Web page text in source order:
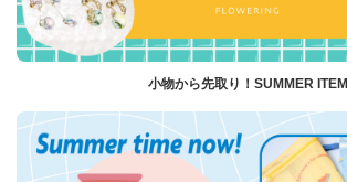
小物から先取り！SUMMER ITEM